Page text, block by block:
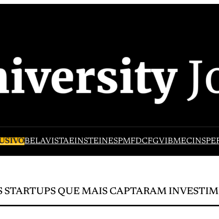
BELAVISTAEINSTEINESPMFDCFGVIBMEC
STARTUPS QUE MAIS CAPTARAM